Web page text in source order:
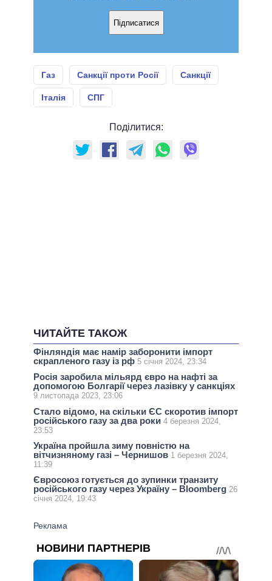
Підписатися
Газ Санкції проти Росії Санкції
Італія СПГ
Поділитися:
ЧИТАЙТЕ ТАКОЖ
Фінляндія має намір заборонити імпорт
скрапленого газу із рф 5 січня 2024, 23:34
Росія заробила мільярд євро на нафті за
допомогою Болгарії через лазівку у санкціях
9 листопада 2023, 23:06
Стало відомо, на скільки ЄС скоротив імпорт
російського газу за два роки 4 березня 2024,
23:53
Україна пройшла зиму повністю на
вітчизняному газі – Чернишов 1 березня 2024,
11:39
Євросоюз готується до зупинки транзиту
російського газу через Україну – Bloomberg 26
січня 2024, 19:43